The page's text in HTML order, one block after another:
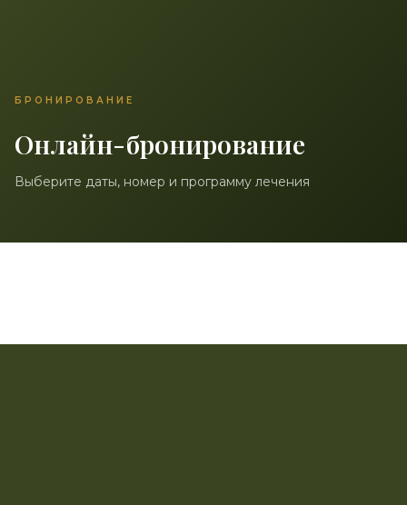
БРОНИРОВАНИЕ
Онлайн-бронирование
Выберите даты, номер и программу лечения